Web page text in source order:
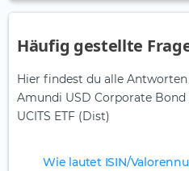
Häufig gestellte
Hier findest du alle
Amundi USD Corporate
UCITS ETF (Dist)
Wie lautet ISIN/